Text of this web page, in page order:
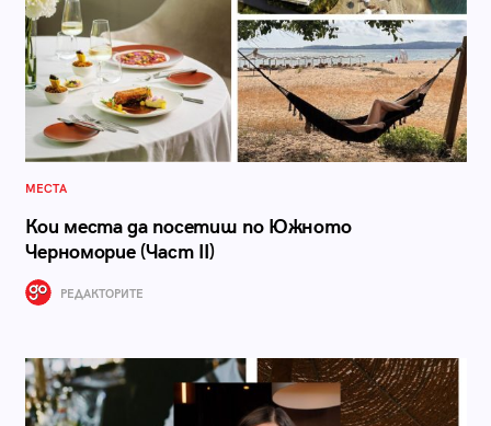
МЕСТА
Кои места да посетиш по Южното
Черноморие (Част II)
РЕДАКТОРИТЕ